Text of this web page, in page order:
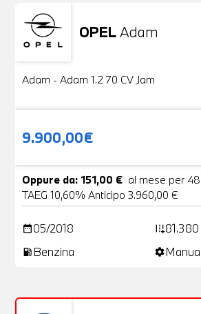
OPELAdam
Usato
Adam - Adam 1.2 70 CV Jam
9.900,00€
Oppure da: 151,00 € al mese per
TAEG 10,60% Anticipo 3.960,00 €
date_range05/2018 add_road81.380
local_gas_station Benzina settings